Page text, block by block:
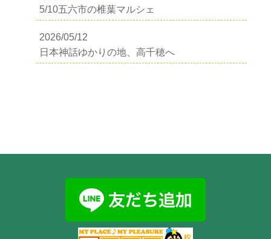
5/10五六市の椎葉マルシェ
2026/05/12
日本神話ゆかりの地、高千穂へ